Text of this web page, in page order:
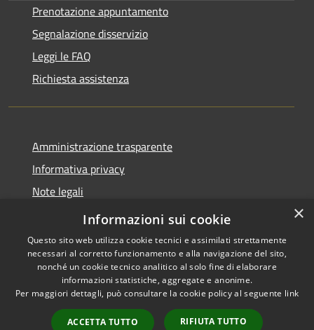
Prenotazione appuntamento
Segnalazione disservizio
Leggi le FAQ
Richiesta assistenza
Amministrazione trasparente
Informativa privacy
Note legali
Dichiarazione di accessibilità
Accessibilità
Copyright © 2026 • Comune di
Gaggiano • Powered by
Municipium•
Accesso
×
Informazioni sui cookie
Questo sito web utilizza cookie tecnici e assimilati strettamente
necessari al corretto funzionamento e alla navigazione del sito,
nonché un cookie tecnico analitico al solo fine di elaborare
informazioni statistiche, aggregate e anonime.
Per maggiori dettagli, può consultare la cookie policy al seguente link
ACCETTA TUTTO RIFIUTA TUTTO